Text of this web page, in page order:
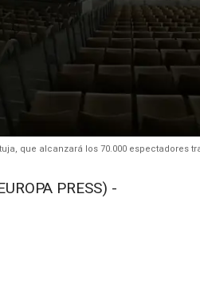
que alcanzará los 70.000 espectadores
PRESS) -